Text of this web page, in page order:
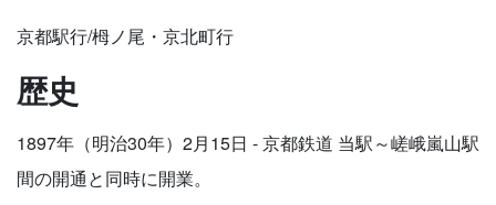
京都駅行/栂ノ尾・京北町行
歴史
1897年（明治30年）2月15日 - 京都鉄道 当駅～嵯峨嵐山駅
間の開通と同時に開業。